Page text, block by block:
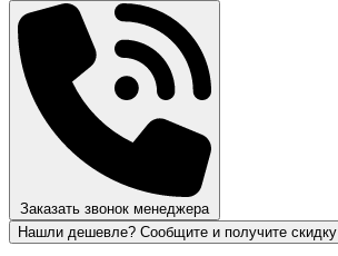
Заказать звонок менеджера
Нашли дешевле? Сообщите и получите скидку